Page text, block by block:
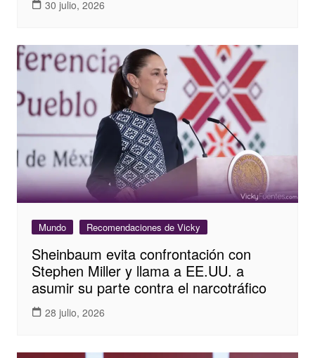
30 julio, 2026
Mundo Recomendaciones de Vicky
Sheinbaum evita confrontación con
Stephen Miller y llama a EE.UU. a
asumir su parte contra el narcotráfico
28 julio, 2026